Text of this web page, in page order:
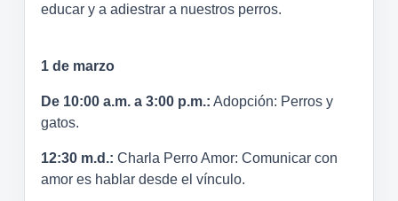
educar y a adiestrar a nuestros perros.
1 de marzo
De 10:00 a.m. a 3:00 p.m.: Adopción: Perros y
gatos.
12:30 m.d.: Charla Perro Amor: Comunicar con
amor es hablar desde el vínculo.